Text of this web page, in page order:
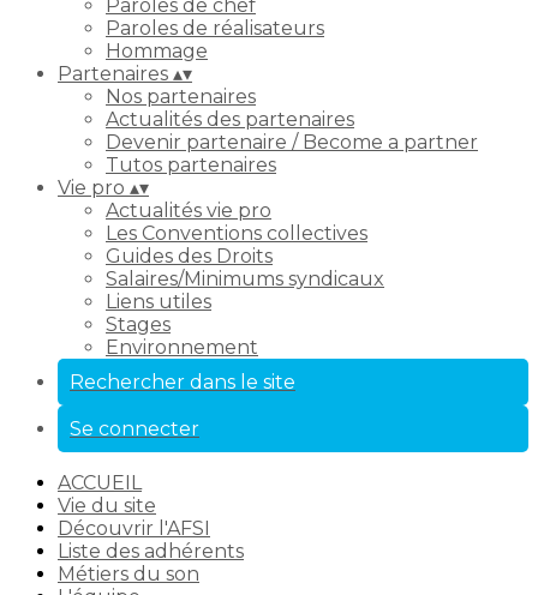
Paroles de chef
Paroles de réalisateurs
Hommage
Partenaires ▴▾
Nos partenaires
Actualités des partenaires
Devenir partenaire / Become a partner
Tutos partenaires
Vie pro ▴▾
Actualités vie pro
Les Conventions collectives
Guides des Droits
Salaires/Minimums syndicaux
Liens utiles
Stages
Environnement
Rechercher dans le site
Se connecter
ACCUEIL
Vie du site
Découvrir l'AFSI
Liste des adhérents
Métiers du son